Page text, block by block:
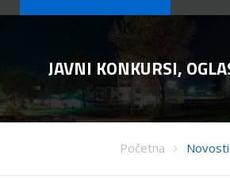
JAVNI KONKURSI,
Početna Novosti